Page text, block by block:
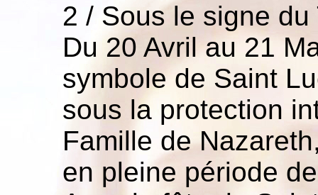
2 / Sous le signe du
Du 20 Avril au 21
symbole de Saint
sous la protection
Famille de
en pleine période